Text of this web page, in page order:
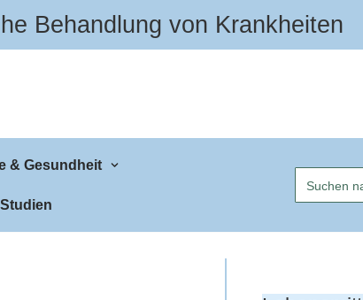
Behandlung von Krankheiten
& Gesundheit